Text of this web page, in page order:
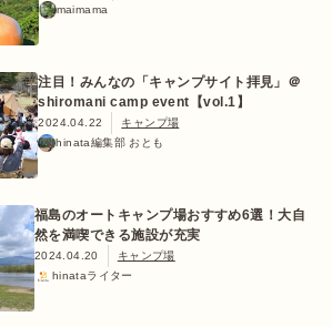
maimama
注目！みんなの「キャンプサイト拝見」＠
shiromani camp event【vol.1】
2024.04.22
キャンプ場
hinata編集部 おとも
福島のオートキャンプ場おすすめ6選！大自
然を満喫できる施設が充実
2024.04.20
キャンプ場
hinataライター